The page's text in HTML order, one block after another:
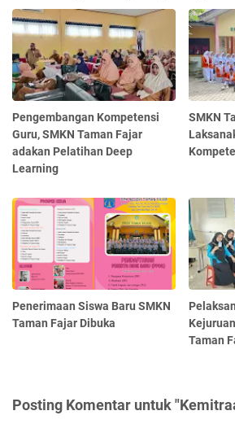
Pengembangan Kompetensi
Guru, SMKN Taman Fajar
adakan Pelatihan Deep
Learning
SMKN
Penerimaan Siswa Baru SMKN
Taman Fajar Dibuka
Taman
Posting Komentar untuk